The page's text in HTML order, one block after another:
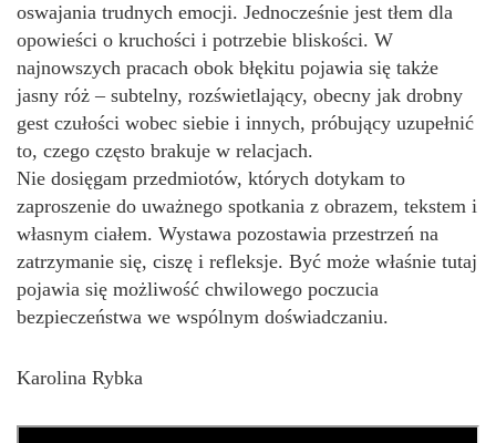
oswajania trudnych emocji. Jednocześnie jest tłem dla
opowieści o kruchości i potrzebie bliskości. W
najnowszych pracach obok błękitu pojawia się także
jasny róż – subtelny, rozświetlający, obecny jak drobny
gest czułości wobec siebie i innych, próbujący uzupełnić
to, czego często brakuje w relacjach.
Nie dosięgam przedmiotów, których dotykam to
zaproszenie do uważnego spotkania z obrazem, tekstem i
własnym ciałem. Wystawa pozostawia przestrzeń na
zatrzymanie się, ciszę i refleksje. Być może właśnie tutaj
pojawia się możliwość chwilowego poczucia
bezpieczeństwa we wspólnym doświadczaniu.
Karolina Rybka